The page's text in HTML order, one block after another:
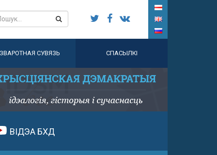
ЗВАРОТНАЯ СУВЯЗЬ СПАСЫЛКІ
ВІДЭА БХД